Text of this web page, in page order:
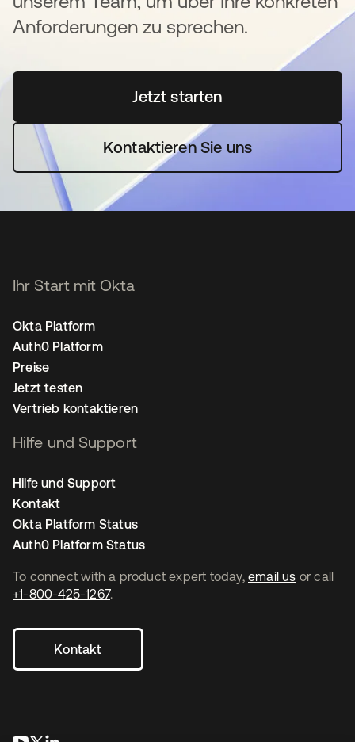
Anforderungen zu sprechen.
Jetzt startenwird in einer neuen
Kontaktieren Sie uns
To connect with a product expert today, email us or call
+1-800-425-1267.
Kontakt
Ihr Start mit Okta
Okta Platform
Auth0 Platform
Preise
Jetzt testen
Vertrieb kontaktieren
Hilfe und Support
Hilfe und Support
Kontakt
Okta Platform Status
Auth0 Platform Status